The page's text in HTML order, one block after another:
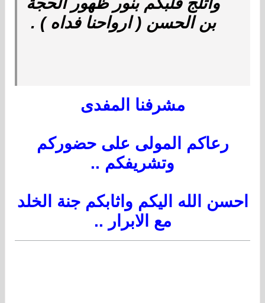
بن الحسن ( ارواحنا فداه ) .
مشرفنا المفدى
رعاكم المولى على حضوركم
وتشريفكم ..
احسن الله اليكم واثابكم جنة الخلد
مع الابرار ..